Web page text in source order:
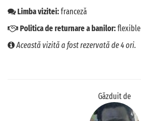
Limba vizitei: franceză
Politica de returnare a banilor: flexible
Această vizită a fost rezervată de 4 ori.
Găzduit de